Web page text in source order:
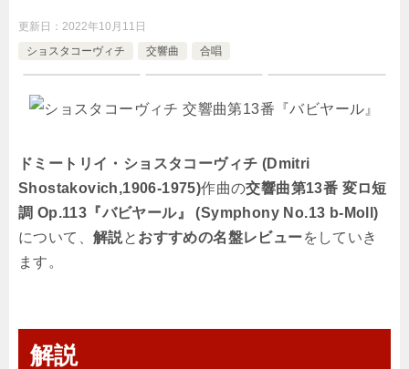
更新日： 2022年10月11日
ショスタコーヴィチ
交響曲 合唱
ドミートリイ・ショスタコーヴィチ (Dmitri
Shostakovich,1906-1975)作曲の交響曲第13番 変ロ短
調 Op.113『バビヤール』 (Symphony No.13 b-Moll)
について、 解説と おすすめの名盤レビューをしていき
ます。
解説